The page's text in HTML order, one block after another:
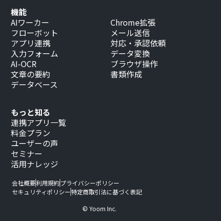
もっと知る
連携アプリ一覧
料金プラン
ユーザーの声
セミナー
活用ナレッジ
機能
AIワーカー
フローボット
アプリ連携
入力フォーム
AI-OCR
文章の要約
データベース
Chrome拡張
メール送信
対応・承認依頼
データ変換
ブラウザ操作
書類作成
会社概要利用規約プライバシーポリシー
セキュリティポリシー特定商取引法に基づく表記
© Yoom Inc.